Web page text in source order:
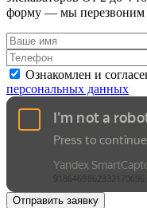
форму — мы перезвоним
Ознакомлен и
персональных данных
Отправить заявку